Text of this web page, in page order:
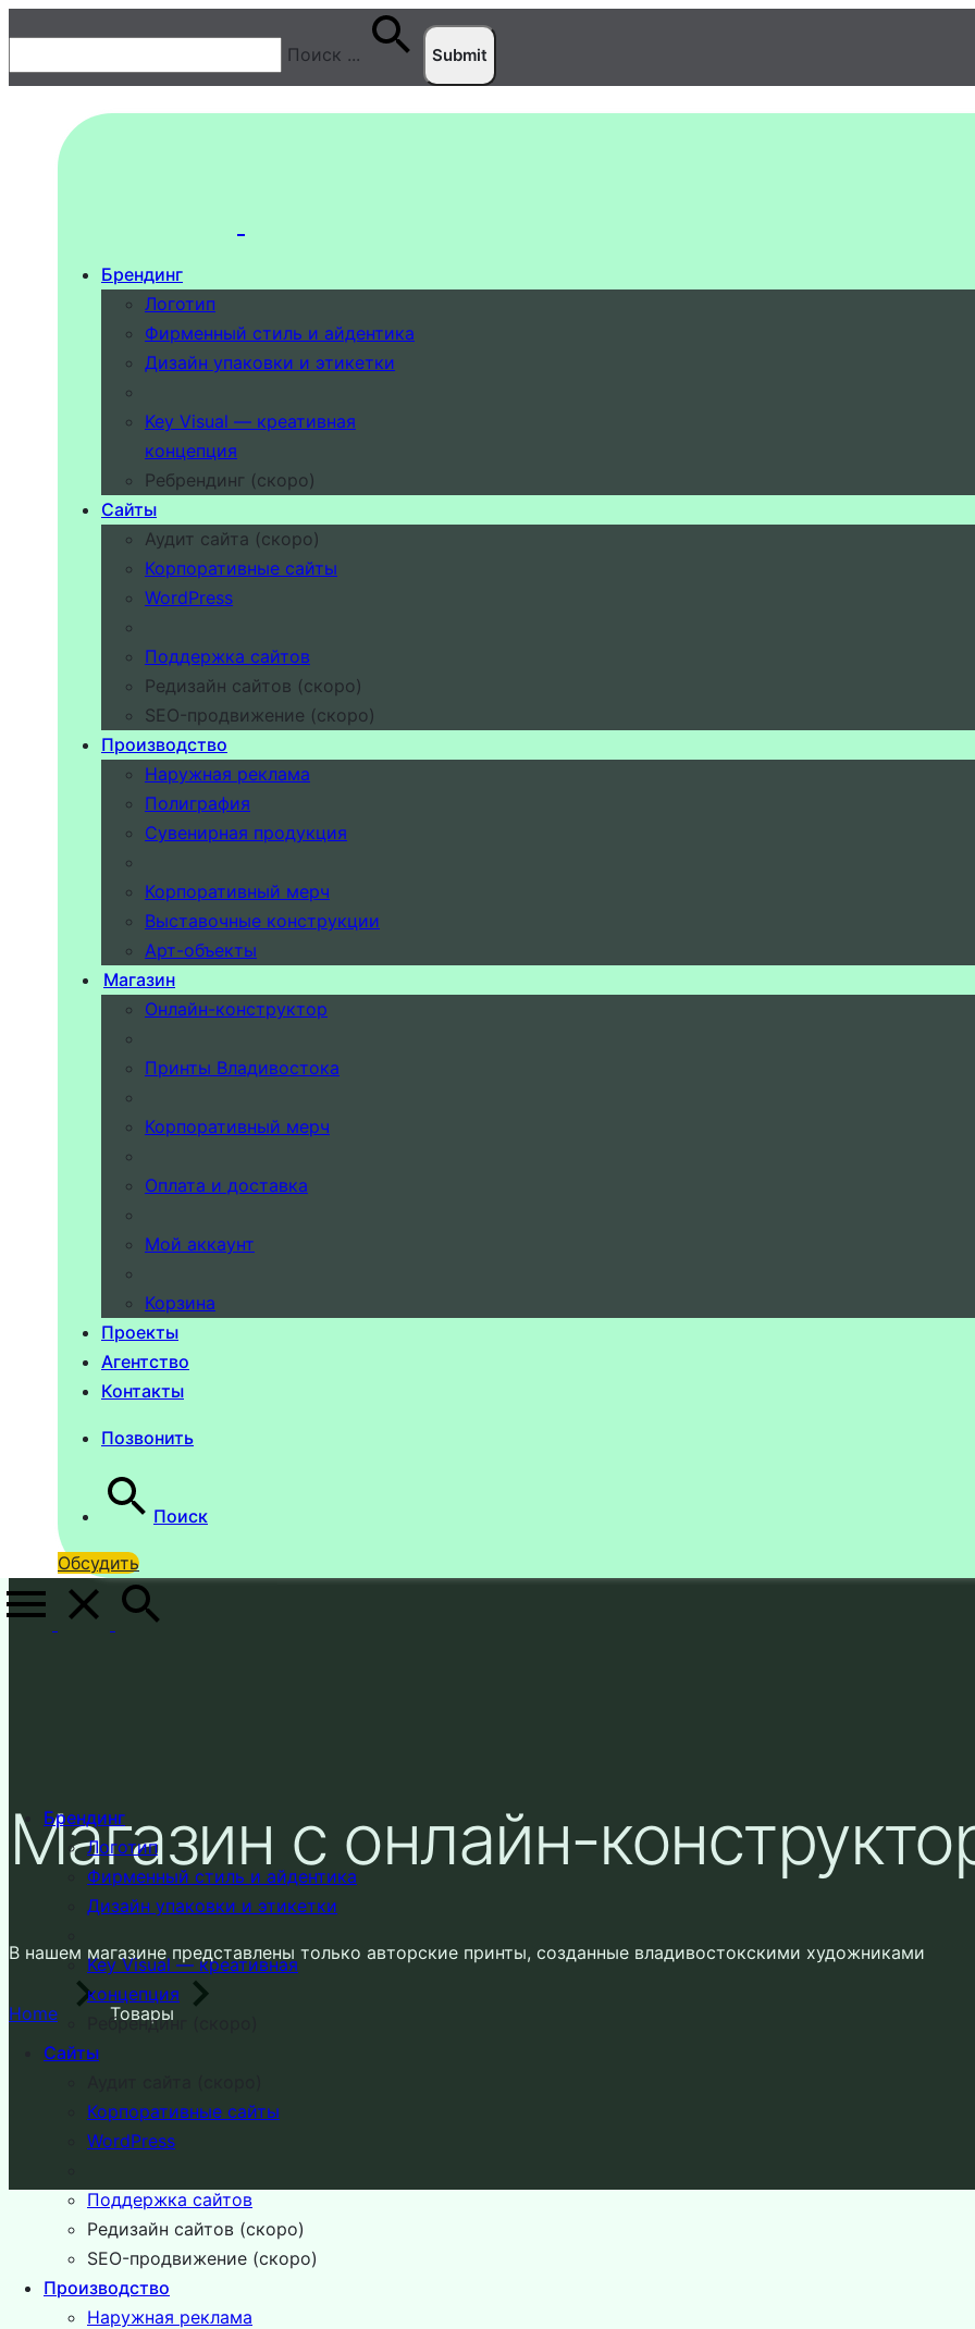
Поиск ...
Брендинг
Логотип
Фирменный стиль и айдентика
Дизайн упаковки и этикетки
Key Visual — креативная
концепция
Ребрендинг (скоро)
Сайты
Аудит сайта (скоро)
Корпоративные сайты
WordPress
Поддержка сайтов
Редизайн сайтов (скоро)
SEO-продвижение (скоро)
Производство
Наружная реклама
Полиграфия
Сувенирная продукция
Корпоративный мерч
Выставочные конструкции
Арт-объекты
Магазин
Онлайн-конструктор
Принты Владивостока
Корпоративный мерч
Оплата и доставка
Мой аккаунт
Корзина
Проекты
Агентство
Контакты
Позвонить
Поиск
Обсудить
Брендинг
Логотип
Фирменный стиль и айдентика
Дизайн упаковки и этикетки
Key Visual — креативная
концепция
Ребрендинг (скоро)
Сайты
Корпоративные сайты
WordPress
Поддержка сайтов
Редизайн сайтов (скоро)
SEO-продвижение (скоро)
Производство
Наружная реклама
Магазин с онлайн-
В нашем магазине представлены только авторские принты, созданные владивостокскими художниками
Home Товары